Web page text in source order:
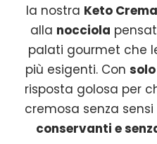
la nostra Keto Crema
alla nocciola
palati gourmet che
più esigenti. Con
risposta golosa per
cremosa senza
conservanti e